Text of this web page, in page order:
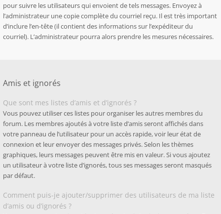
pour suivre les utilisateurs qui envoient de tels messages. Envoyez à
l’administrateur une copie complète du courriel reçu. Il est très important
d’inclure l’en-tête (il contient des informations sur l’expéditeur du
courriel). L’administrateur pourra alors prendre les mesures nécessaires.
Amis et ignorés
Que sont mes listes d’amis et d’ignorés ?
Vous pouvez utiliser ces listes pour organiser les autres membres du
forum. Les membres ajoutés à votre liste d’amis seront affichés dans
votre panneau de l’utilisateur pour un accès rapide, voir leur état de
connexion et leur envoyer des messages privés. Selon les thèmes
graphiques, leurs messages peuvent être mis en valeur. Si vous ajoutez
un utilisateur à votre liste d’ignorés, tous ses messages seront masqués
par défaut.
Comment puis-je ajouter/supprimer des utilisateurs de ma liste
d’amis ou d’ignorés ?